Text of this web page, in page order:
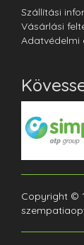
Szállítási
Vásárlási
Adatvédelmi
Copyright ©